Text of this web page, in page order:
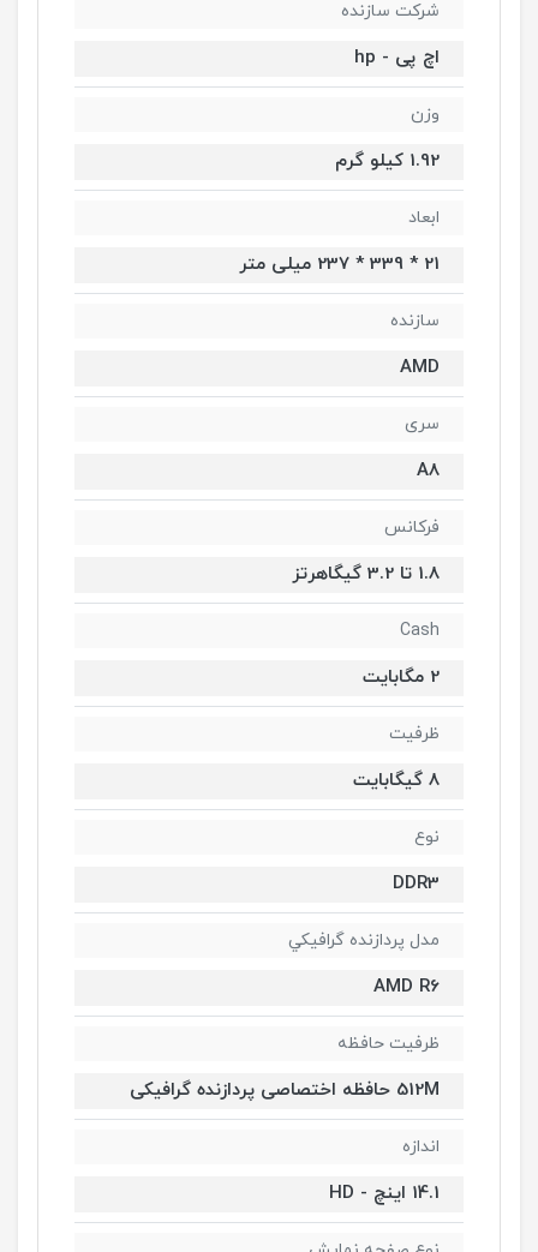
شرکت سازنده
اچ پی - hp
وزن
1.92 کیلو گرم
ابعاد
21 * 339 * 237 میلی‌ متر
سازنده
AMD
سری
A8
فرکانس
1.8 تا 3.2 گیگاهرتز
Cash
2 مگابایت
ظرفیت
8 گیگابایت
نوع
DDR3
مدل پردازنده گرافيکي
AMD R6
ظرفیت حافظه
512M حافظه اختصاصی پردازنده گرافیکی
اندازه
14.1 اینچ - HD